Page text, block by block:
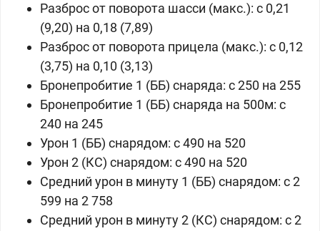
Разброс от поворота шасси (макс.): c 0,21
(9,20) на 0,18 (7,89)
Разброс от поворота прицела (макс.): c 0,12
(3,75) на 0,10 (3,13)
Бронепробитие 1 (ББ) снаряда: c 250 на 255
Бронепробитие 1 (ББ) снаряда на 500м: c
240 на 245
Урон 1 (ББ) снарядом: c 490 на 520
Урон 2 (КС) снарядом: c 490 на 520
Средний урон в минуту 1 (ББ) снарядом: c 2
599 на 2 758
Средний урон в минуту 2 (КС) снарядом: c 2